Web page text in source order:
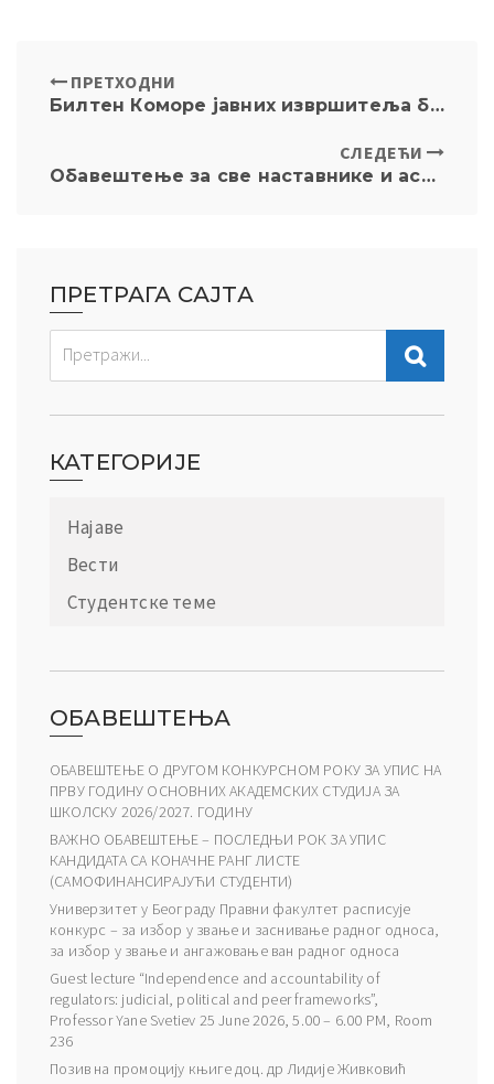
ПРЕТХОДНИ
Билтен Коморе јавних извршитеља бр. 12 – позив за доставу радова
СЛЕДЕЋИ
Обавештење за све наставнике и асистенте о XII седници Наставно-научног већа и XI седници Изборног већа
ПРЕТРАГА САЈТА
КАТЕГОРИЈЕ
Најаве
Вести
Студентске теме
ОБАВЕШТЕЊА
ОБАВЕШТЕЊЕ О ДРУГОМ КОНКУРСНОМ РОКУ ЗА УПИС НА
ПРВУ ГОДИНУ ОСНОВНИХ АКАДЕМСКИХ СТУДИЈА ЗА
ШКОЛСКУ 2026/2027. ГОДИНУ
ВАЖНО ОБАВЕШТЕЊЕ – ПОСЛЕДЊИ РОК ЗА УПИС
КАНДИДАТА СА КОНАЧНЕ РАНГ ЛИСТЕ
(САМОФИНАНСИРАЈУЋИ СТУДЕНТИ)
Универзитет у Београду Правни факултет расписује
конкурс – за избор у звање и заснивање радног односа,
за избор у звање и ангажовање ван радног односа
Guest lecture “Independence and accountability of
regulators: judicial, political and peer frameworks”,
Professor Yane Svetiev 25 June 2026, 5.00 – 6.00 PM, Room
236
Позив на промоцију књиге доц. др Лидије Живковић